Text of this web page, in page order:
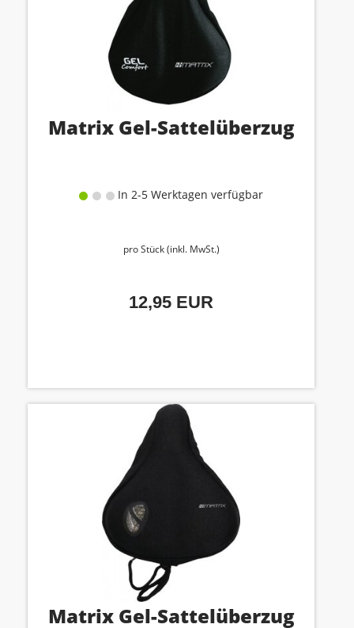
Matrix Gel-Sattelüberzug
In 2-5 Werktagen verfügbar
pro Stück (inkl. MwSt.)
12,95 EUR
Matrix Gel-Sattelüberzug